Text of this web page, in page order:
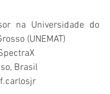
na Universidade do
(UNEMAT)
Brasil